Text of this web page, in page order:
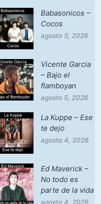
Babasonicos –
Cocos
agosto 5, 2026
Vicente Garcia
– Bajo el
flamboyan
agosto 5, 2026
La Kuppe – Ese
te dejo
agosto 4, 2026
Ed Maverick –
No todo es
parte de la vida
agosto 4, 2026